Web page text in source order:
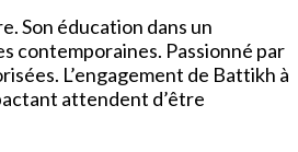
Son éducation dans un
contemporaines. Passionné par
L’engagement de Battikh à
attendent d’être